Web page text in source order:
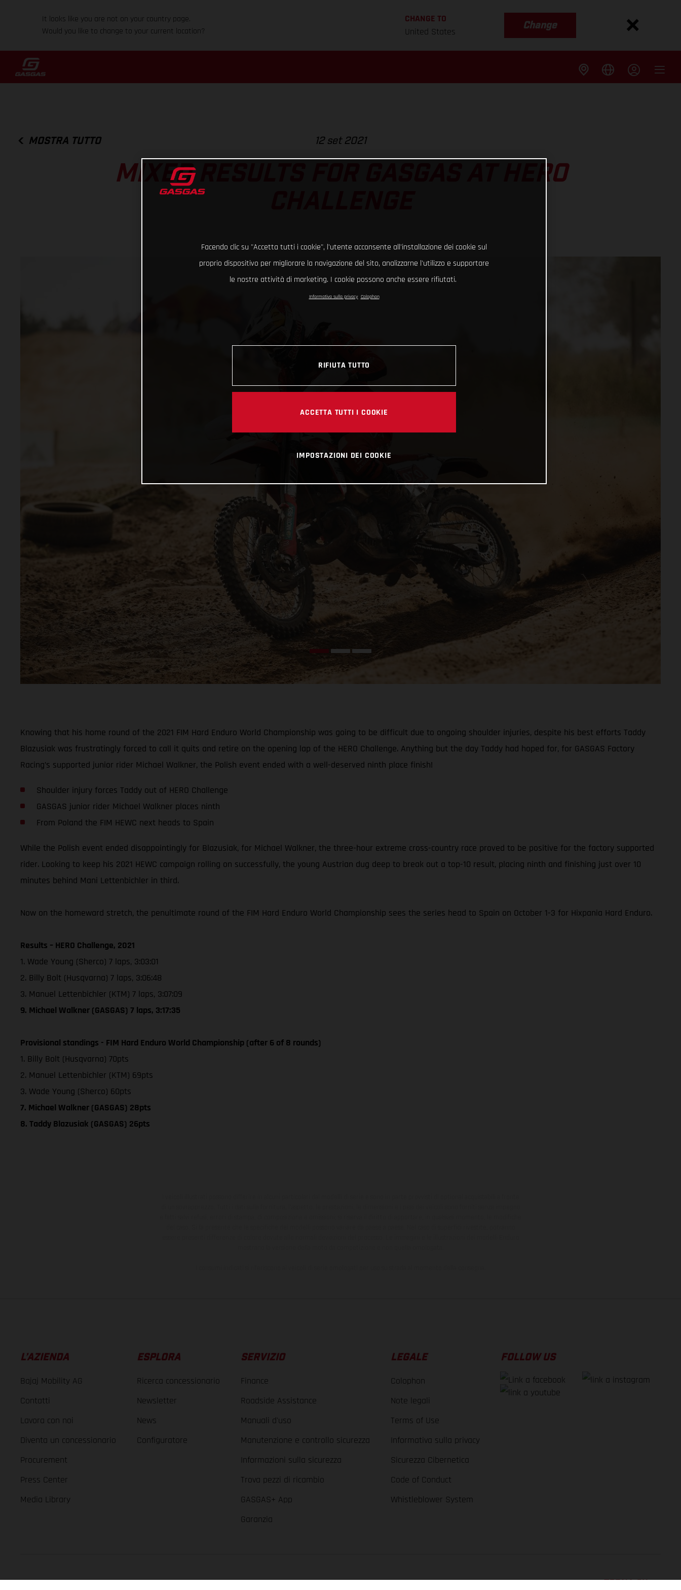
It looks like you are not on your country page.
Would you like to change to your current location?
CHANGE TO
United States
Change
MOSTRA TUTTO 12 set 2021
MIXED RESULTS FOR GASGAS AT HERO
Knowing that his home round of the 2021 FIM Hard Enduro World Championship was going to be difficult due to ongoing shoulder injuries, despite his best efforts Taddy
Blazusiak was frustratingly forced to call it quits and retire on the opening lap of the HERO Challenge. Anything but the day Taddy had hoped for, for GASGAS Factory
Racing’s supported junior rider Michael Walkner, the Polish event ended with a well-deserved ninth place finish!
Shoulder injury forces Taddy out of HERO Challenge
GASGAS junior rider Michael Walkner places ninth
From Poland the FIM HEWC next heads to Spain
While the Polish event ended disappointingly for Blazusiak, for Michael Walkner, the three-hour extreme cross-country race proved to be positive for the factory supported
rider. Looking to keep his 2021 HEWC campaign rolling on successfully, the young Austrian dug deep to break out a top-10 result, placing ninth and finishing just over 10
minutes behind Mani Lettenbichler in third.
Now on the homeward stretch, the penultimate round of the FIM Hard Enduro World Championship sees the series head to Spain on October 1-3 for Hixpania Hard Enduro.
Results – HERO Challenge, 2021
1. Wade Young (Sherco) 7 laps, 3:03:01
2. Billy Bolt (Husqvarna) 7 laps, 3:06:48
3. Manuel Lettenbichler (KTM) 7 laps, 3:07:09
9. Michael Walkner (GASGAS) 7 laps, 3:17:35
Provisional standings - FIM Hard Enduro World Championship (after 6 of 8 rounds)
1. Billy Bolt (Husqvarna) 70pts
2. Manuel Lettenbichler (KTM) 69pts
3. Wade Young (Sherco) 60pts
7. Michael Walkner (GASGAS) 28pts
8. Taddy Blazusiak (GASGAS) 26pts
L’AZIENDA
Bajaj Mobility AG
Contatti
Lavora con noi
Diventa un concessionario
Procurement
Press Center
Media Library
ESPLORA
Ricerca concessionario
Newsletter
News
Configuratore
SERVIZIO
Finance
Roadside Assistance
Manuali d'uso
Manutenzione e controllo sicurezza
Informazioni sulla sicurezza
Trova pezzi di ricambio
GASGAS+ App
Garanzia
LEGALE
Colophon
Note legali
Terms of Use
Informativa sulla privacy
Sicurezza Cibernetica
Code of Conduct
Whistleblower System
FOLLOW US
Facendo clic su "Accetta tutti i cookie", l'utente acconsente all'installazione dei cookie sul
proprio dispositivo per migliorare la navigazione del sito, analizzarne l'utilizzo e supportare
le nostre attività di marketing. I cookie possono anche essere rifiutati.
Informativa sulla privacy Colophon
RIFIUTA TUTTO
ACCETTA TUTTI I COOKIE
IMPOSTAZIONI DEI COOKIE